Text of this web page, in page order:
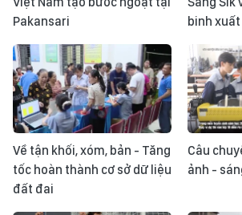
Pakansari
binh
Về tận khối, xóm, bản - Tăng
tốc hoàn thành cơ sở dữ liệu
đất đai
Câu
ảnh -